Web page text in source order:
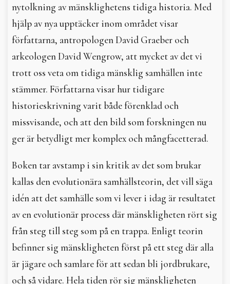
nytolkning av mänsklighetens tidiga historia. Med
hjälp av nya upptäcker inom området visar
författarna, antropologen David Graeber och
arkeologen David Wengrow, att mycket av det vi
trott oss veta om tidiga mänsklig samhällen inte
stämmer. Författarna visar hur tidigare
historieskrivning varit både förenklad och
missvisande, och att den bild som forskningen nu
ger är betydligt mer komplex och mångfacetterad.
Boken tar avstamp i sin kritik av det som brukar
kallas den evolutionära samhällsteorin, det vill säga
idén att det samhälle som vi lever i idag är resultatet
av en evolutionär process där mänskligheten rört sig
från steg till steg som på en trappa. Enligt teorin
befinner sig mänskligheten först på ett steg där alla
är jägare och samlare för att sedan bli jordbrukare,
och så vidare. Hela tiden rör sig mänskligheten